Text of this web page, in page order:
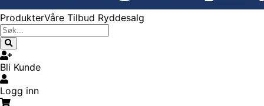
ProdukterVåre Tilbud Ryddesalg
Bli Kunde
Logg inn